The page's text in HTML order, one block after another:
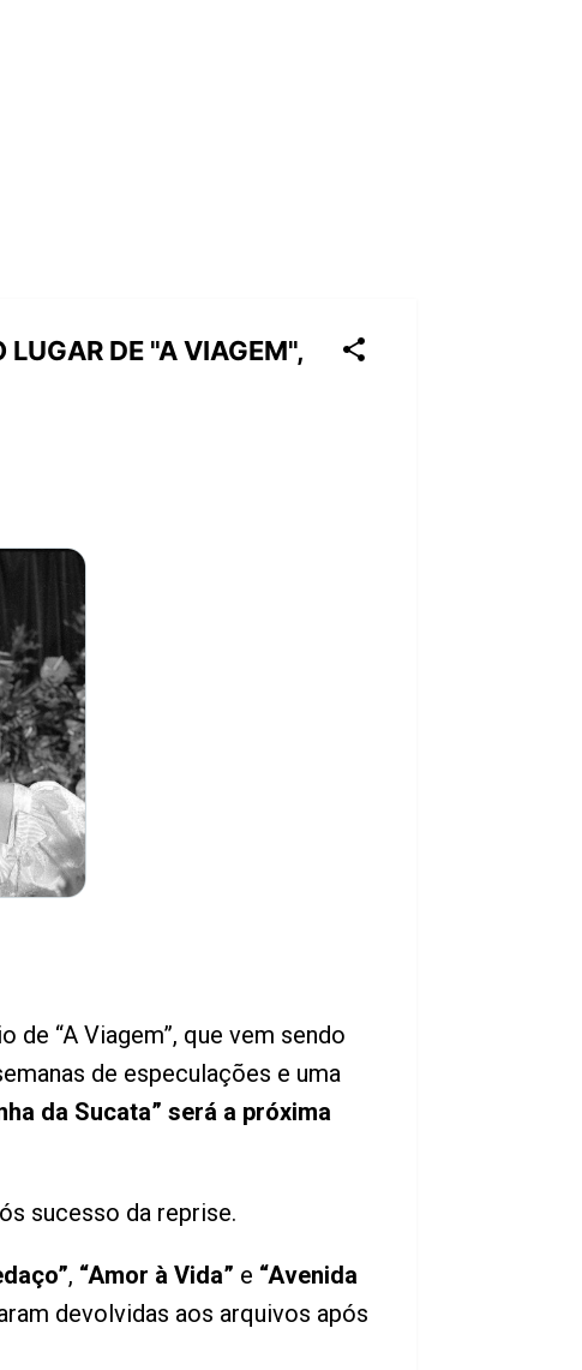
LUGAR DE "A VIAGEM",
“A Viagem”, que vem sendo
de especulações e uma
da Sucata” será a próxima
sucesso da reprise.
, “Amor à Vida” e “Avenida
devolvidas aos arquivos após